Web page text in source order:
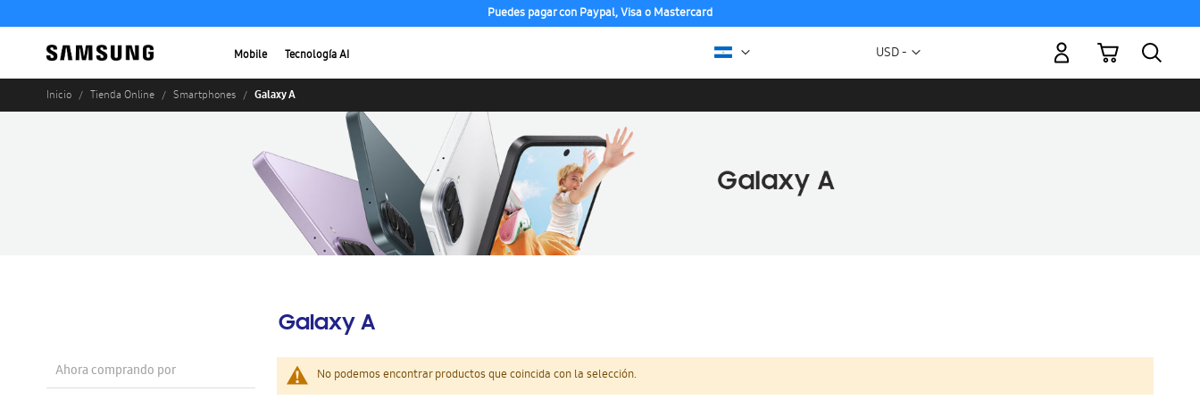
Puedes pagar con Paypal, Visa o Mastercard
Mobile Tecnología AI Moneda
USD -
Mi carrito
Inicio Tienda Online Smartphones Galaxy A
Galaxy A
No podemos encontrar productos que coincida con la selección.
Ahora comprando por